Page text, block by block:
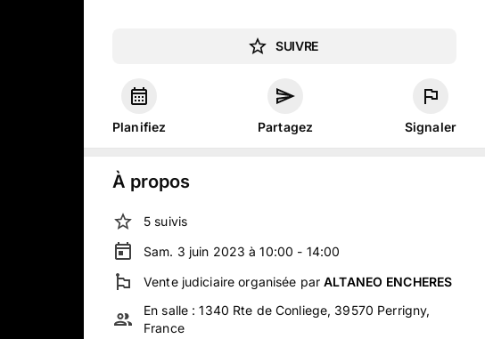
SUIVRE
Planifiez Partagez Signaler
À propos
5 suivis
Sam. 3 juin 2023 à 10:00 - 14:00
Vente judiciaire organisée parALTANEO ENCHERES
En salle :1340 Rte de Conliege, 39570 Perrigny,
France